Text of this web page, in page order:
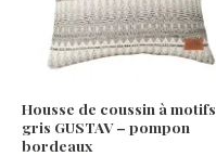
Housse de coussin à motifs
gris GUSTAV – pompon
bordeaux